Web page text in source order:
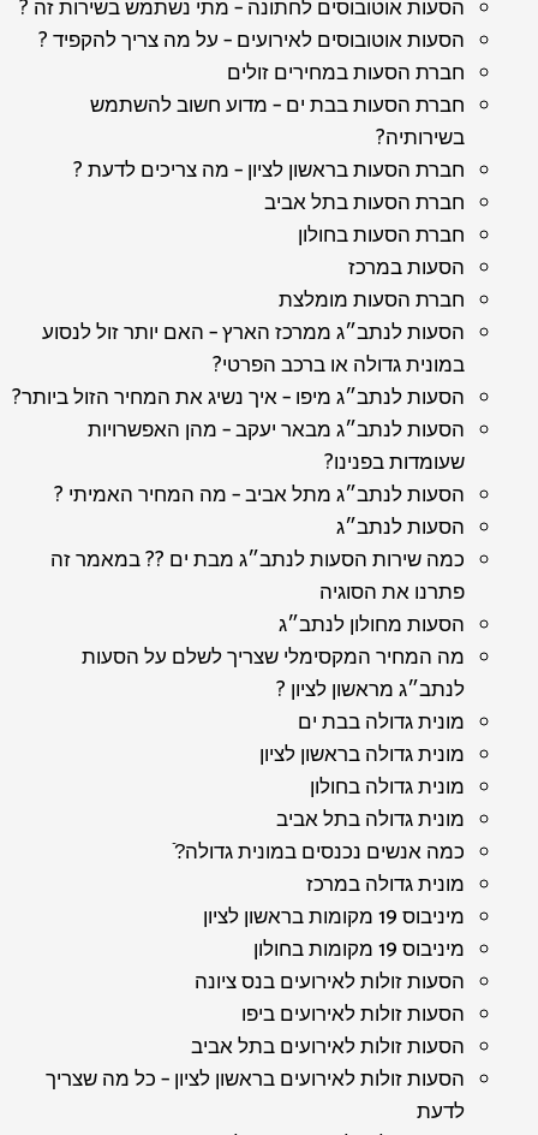
הסעות אוטובוסים לחתונה – מתי נשתמש בשירות זה ?
הסעות אוטובוסים לאירועים – על מה צריך להקפיד ?
חברת הסעות במחירים זולים
חברת הסעות בבת ים – מדוע חשוב להשתמש
בשירותיה?
חברת הסעות בראשון לציון – מה צריכים לדעת ?
חברת הסעות בתל אביב
חברת הסעות בחולון
הסעות במרכז
חברת הסעות מומלצת
הסעות לנתב״ג ממרכז הארץ – האם יותר זול לנסוע
במונית גדולה או ברכב הפרטי?
הסעות לנתב״ג מיפו – איך נשיג את המחיר הזול ביותר?
הסעות לנתב״ג מבאר יעקב – מהן האפשרויות
שעומדות בפנינו?
הסעות לנתב״ג מתל אביב – מה המחיר האמיתי ?
הסעות לנתב״ג
כמה שירות הסעות לנתב״ג מבת ים ?? במאמר זה
פתרנו את הסוגיה
הסעות מחולון לנתב״ג
מה המחיר המקסימלי שצריך לשלם על הסעות
לנתב״ג מראשון לציון ?
מונית גדולה בבת ים
מונית גדולה בראשון לציון
מונית גדולה בחולון
מונית גדולה בתל אביב
כמה אנשים נכנסים במונית גדולה?ֿ
מונית גדולה במרכז
מיניבוס 19 מקומות בראשון לציון
מיניבוס 19 מקומות בחולון
הסעות זולות לאירועים בנס ציונה
הסעות זולות לאירועים ביפו
הסעות זולות לאירועים בתל אביב
הסעות זולות לאירועים בראשון לציון – כל מה שצריך
לדעת